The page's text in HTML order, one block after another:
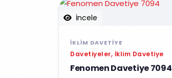
İncele
İKLIM DAVETIYE
Davetiyeler, İklim Davetiye
Fenomen Davetiye 7094